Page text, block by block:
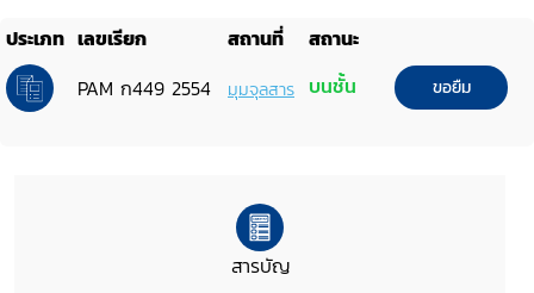
ประเภท เลขเรียก สถานที่
สถานะ
PAM ก449 2554
มุมจุลสาร บนชั้น ขอยืม
สารบัญ